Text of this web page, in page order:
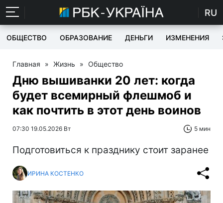
RU
ОБЩЕСТВО ОБРАЗОВАНИЕ ДЕНЬГИ ИЗМЕНЕНИЯ
Главная » Жизнь » Общество
Дню вышиванки 20 лет: когда
будет всемирный флешмоб и
как почтить в этот день воинов
07:30 19.05.2026 Вт 5 мин
Подготовиться к празднику стоит заранее
ИРИНА КОСТЕНКО